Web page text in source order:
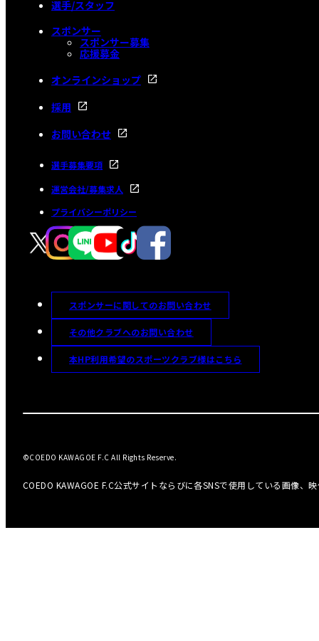
選手/スタッフ
スポンサー
スポンサー募集
応援募金
オンラインショップ
採用
お問い合わせ
選手募集要項
運営会社/募集求人
プライバシーポリシー
スポンサーに関してのお問い合わせ
その他クラブへのお問い合わせ
本HP利用希望のスポーツクラブ様はこちら
COEDO KAWAGOE F.C公式サイトならびに各SNSで使用している画像、
©COEDO KAWAGOE F.C All Rights Reserve.